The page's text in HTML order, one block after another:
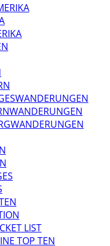
LIST
TOP TEN